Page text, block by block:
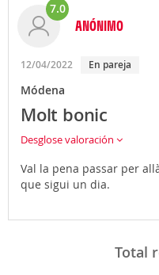
7.0
ANÓNIMO
12/04/2022 En pareja
Módena
Molt bonic
Desglose valoración
Val la pena passar per
que sigui un dia.
Total